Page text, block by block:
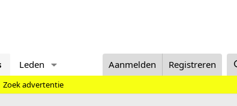
Leden Aanmelden Registreren
Zoek advertentie